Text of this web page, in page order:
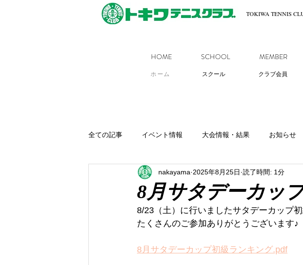
TOKIWA TENNIS
HOME SCHOOL MEMBER
ホーム スクール クラブ会員
全ての記事 イベント情報 大会情報・結果 お知らせ
8月サタデーカッ
nakayama 2025年8月25日 読了時間: 1分
8/23（土）に行いましたサタデーカップ
たくさんのご参加ありがとうございます♪
8月サタデーカップ初級ランキング.pdf